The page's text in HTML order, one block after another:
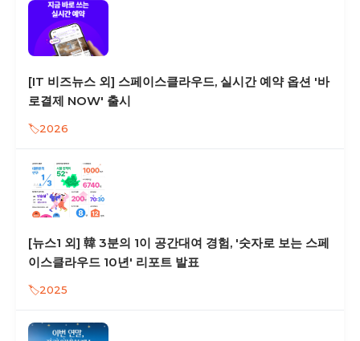
[IT 비즈뉴스 외] 스페이스클라우드, 실시간 예약 옵션 '바
로결제 NOW' 출시
2026
[뉴스1 외] 韓 3분의 1이 공간대여 경험, '숫자로 보는 스페
이스클라우드 10년' 리포트 발표
2025